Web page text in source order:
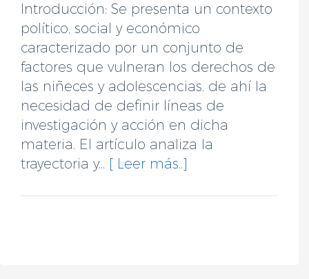
Introducción: Se presenta un contexto
político, social y económico
caracterizado por un conjunto de
factores que vulneran los derechos de
las niñeces y adolescencias, de ahí la
necesidad de definir líneas de
investigación y acción en dicha
materia. El artículo analiza la
trayectoria y... [ Leer más..]